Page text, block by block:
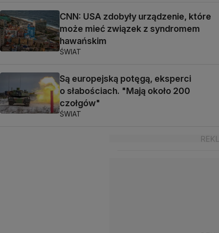
CNN: USA zdobyły urządzenie, które
może mieć związek z syndromem
hawańskim
ŚWIAT
Są europejską potęgą, eksperci
o słabościach. "Mają około 200
czołgów"
ŚWIAT